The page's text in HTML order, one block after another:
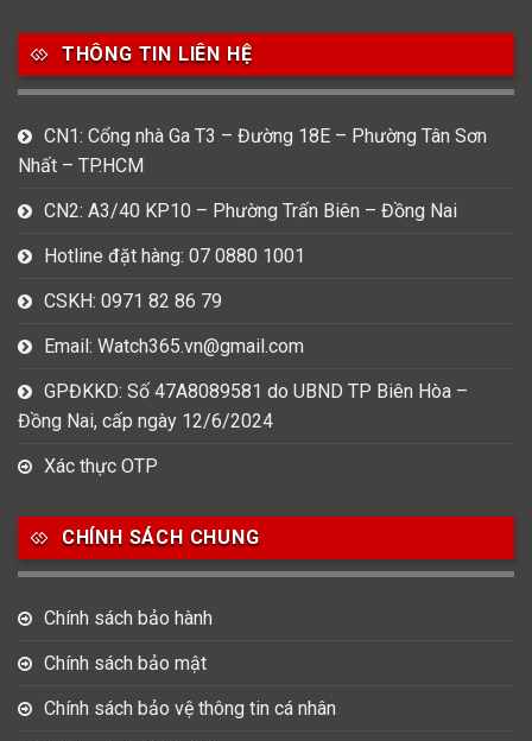
THÔNG TIN LIÊN HỆ
CN1: Cổng nhà Ga T3 – Đường 18E – Phường Tân Sơn
Nhất – TP.HCM
CN2: A3/40 KP10 – Phường Trấn Biên – Đồng Nai
Hotline đặt hàng: 07 0880 1001
CSKH: 0971 82 86 79
Email: Watch365.vn@gmail.com
GPĐKKD: Số 47A8089581 do UBND TP Biên Hòa –
Đồng Nai, cấp ngày 12/6/2024
Xác thực OTP
CHÍNH SÁCH CHUNG
Chính sách bảo hành
Chính sách bảo mật
Chính sách bảo vệ thông tin cá nhân